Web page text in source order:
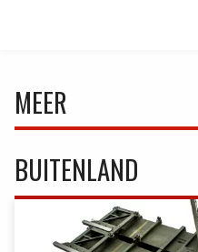
MEER
BUITENLAND